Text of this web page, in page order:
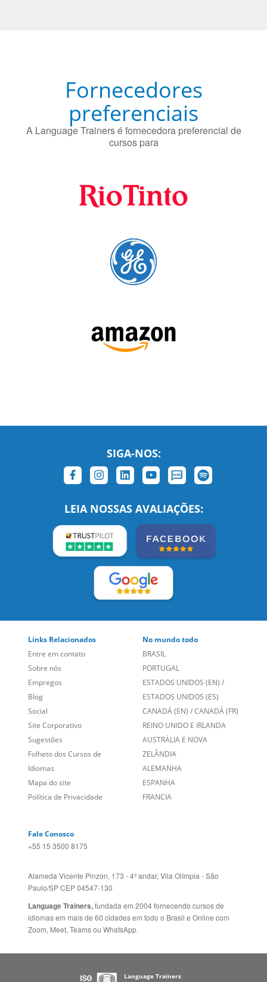
Fornecedores
preferenciais
A Language Trainers é fornecedora preferencial de
cursos para
Entre em contato
Sobre nós
Empregos
Blog
Social
Site Corporativo
Sugestões
Folheto dos Cursos de
Idiomas
Mapa do site
Política de Privacidade
BRASIL
PORTUGAL
ESTADOS UNIDOS (EN)
ESTADOS UNIDOS (ES)
CANADÁ (EN)/CANADÁ (FR)
REINO UNIDO E IRLANDA
AUSTRÁLIA E NOVA
ZELÂNDIA
ALEMANHA
ESPANHA
FRANCIA
+55 15 3500 8175
Paulo/SP CEP 04547-130
Language Trainers,fundada em 2004 fornecendo cursos de
idiomas em mais de 60 cidades em todo o Brasil e Online com
Zoom, Meet, Teams ou WhatsApp.